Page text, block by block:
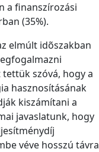
a finanszírozási
(35%).
elmúlt idõszakban
szóvá, hogy a
hasznosításának
kiszámítani a
javaslatunk, hogy
véve hosszú távra